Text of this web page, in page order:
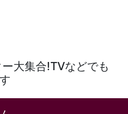
大集合!TVなどでも